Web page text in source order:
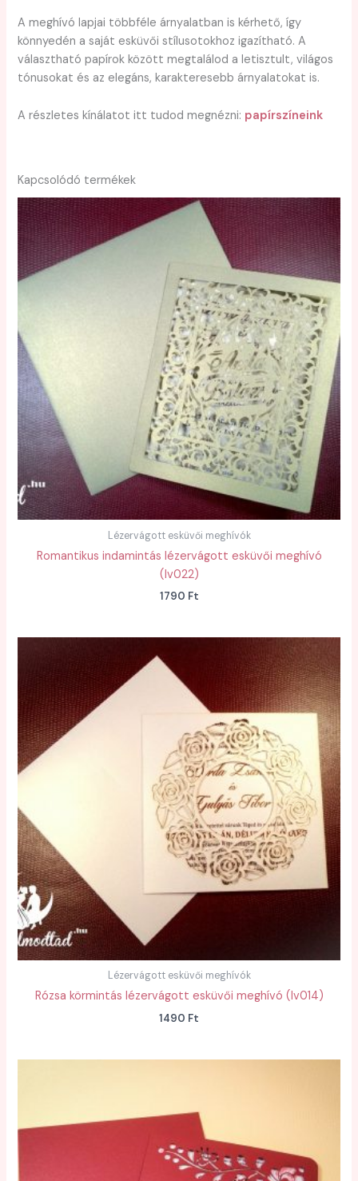
A meghívó lapjai többféle árnyalatban is kérhető, így
könnyedén a saját esküvői stílusotokhoz igazítható. A
választható papírok között megtalálod a letisztult, világos
tónusokat és az elegáns, karakteresebb árnyalatokat is.
A részletes kínálatot itt tudod megnézni: papírszíneink
Kapcsolódó termékek
Lézervágott esküvői meghívók
Romantikus indamintás lézervágott esküvői meghívó
(lv022)
1790 Ft
Lézervágott esküvői meghívók
Rózsa körmintás lézervágott esküvői meghívó (lv014)
1490 Ft